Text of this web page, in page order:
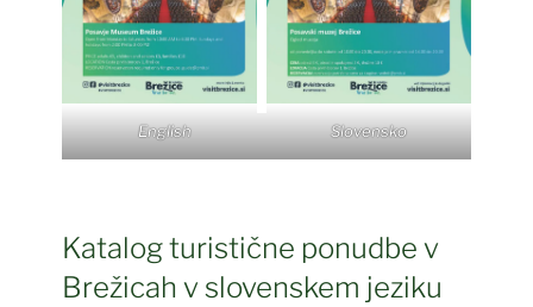
English Slovensko
Katalog turistične ponudbe v
Brežicah v slovenskem jeziku